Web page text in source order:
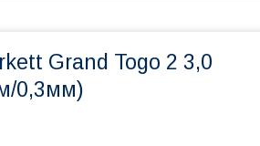
Grand Togo 2 3,0
0,3мм)